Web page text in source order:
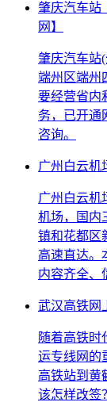
肇庆汽车站
网】
肇庆汽车站
端州区端州
要经营省内
务，已开通
咨询。
广州白云机
广州白云机
机场，国内
镇和花都区
高速直达。
内容齐全、
武汉高铁网
随着高铁时
运专线网的
高铁站到黄
该怎样改签